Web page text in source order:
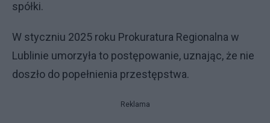
spółki.
W styczniu 2025 roku Prokuratura Regionalna w
Lublinie umorzyła to postępowanie, uznając, że nie
doszło do popełnienia przestępstwa.
Reklama